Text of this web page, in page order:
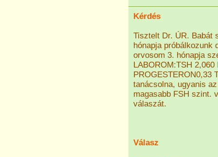
Kérdés
Tisztelt Dr. ÚR. Babát
hónapja próbálkozunk
orvosom 3. hónapja
LABOROM:TSH
PROGESTERON0,33
tanácsolna, ugyanis
magasabb FSH szint.
válaszát.
Válasz